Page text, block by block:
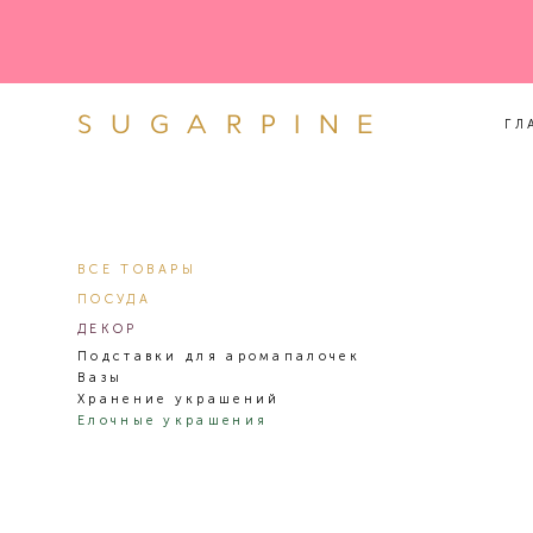
SUGARPINE
ВСЕ ТОВАРЫ
ПОСУДА
ДЕКОР
Подставки для аромапалочек
Вазы
Хранение украшений
Елочные украшения